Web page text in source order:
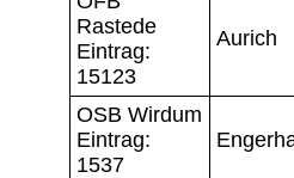
Rastede
Eintrag:
15123
Aurich
OSB Wirdum
Eintrag:
1537